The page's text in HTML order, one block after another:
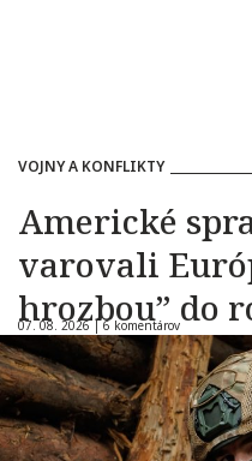
VOJNY A KONFLIKTY
Americké
varovali
hrozbou” do
07. 08. 2026 |6 komentárov